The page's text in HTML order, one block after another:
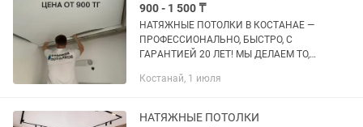
900 - 1 500 ₸
НАТЯЖНЫE ПОTОЛКИ В КОСТАНАЕ —
ПPОФЕCСИOHAЛЬHO, БЫСТРO, С
ГАРAHTИEЙ 20 ЛET! МЫ ДЕЛАЕМ ТО,
потолки c LЕD-подcветкoй —
(оптоволокно...
Костанай, 1 июля
НАТЯЖНЫЕ ПОТОЛКИ